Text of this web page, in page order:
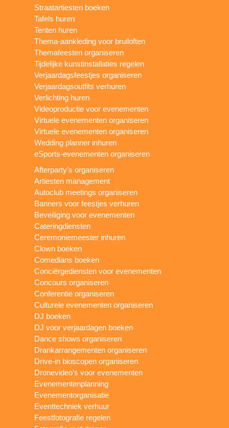
Straatartiesten boeken
Tafels huren
Tenten huren
Thema-aankleding voor bruiloften
Themafeesten organiseren
Tijdelijke kunstinstallaties regelen
Verjaardagsfeestjes organiseren
Verjaardagsoutfits verhuren
Verlichting huren
Videoproductie voor evenementen
Virtuele evenementen organiseren
Virtuele evenementen organiseren
Wedding planner inhuren
eSports-evenementen organiseren
Afterparty’s organiseren
Artiesten management
Autoclub meetings organiseren
Banners voor feestjes verhuren
Beveiliging voor evenementen
Cateringdiensten
Ceremoniemeester inhuren
Clown boeken
Comedians boeken
Conciërgediensten voor evenementen
Concours organiseren
Conferentie organiseren
Culturele evenementen organiseren
DJ boeken
DJ voor verjaardagen boeken
Dance shows organiseren
Drankarrangementen organiseren
Drive-in bioscopen organiseren
Dronevideo’s voor evenementen
Evenementenplanning
Evenementorganisatie
Eventtechniek verhuur
Feestfotografie regelen